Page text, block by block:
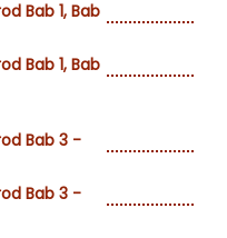
Bab 1, Bab
Bab 1, Bab
Bab 3 -
Bab 3 -